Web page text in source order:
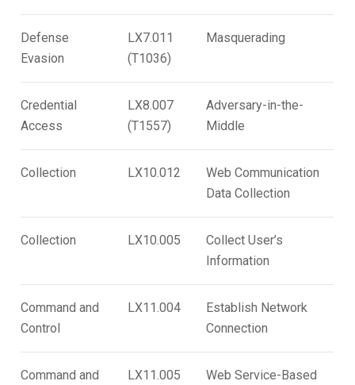
Defense
Evasion
LX7.011
(T1036)
Masquerading
Credential
Access
LX8.007
(T1557)
Adversary-in-the-
Middle
Collection LX10.012
Web Communication
Data Collection
Collection LX10.005
Collect User’s
Information
Command and
Control
LX11.004
Establish Network
Connection
Command and
LX11.005
Web Service-Based